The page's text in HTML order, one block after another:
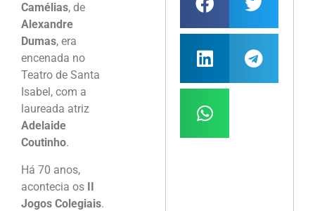
Camélias, de
Alexandre
Dumas, era
encenada no
Teatro de Santa
Isabel, com a
laureada atriz
Adelaide
Coutinho.
Há 70 anos,
acontecia os II
Jogos Colegiais.